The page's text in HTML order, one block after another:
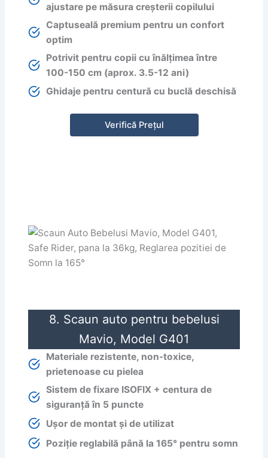
ajustare pe măsura creșterii copilului
Captuseală premium pentru un confort
optim
Potrivit pentru copii cu înălțimea între
100-150 cm (aprox. 3.5-12 ani)
Ghidaje pentru centură cu buclă deschisă
Verifică Prețul
8. Scaun auto pentru bebelusi
Mavio, Model G401
Materiale rezistente, non-toxice,
prietenoase cu pielea
Sistem de fixare ISOFIX + centura de
siguranță în 5 puncte
Ușor de montat și de utilizat
Poziție reglabilă până la 165° pentru somn